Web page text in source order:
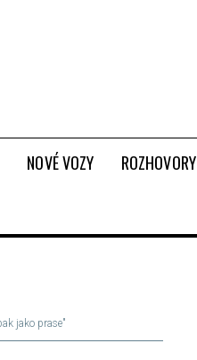
NOVÉ VOZY ROZHOVORY
jako prase"